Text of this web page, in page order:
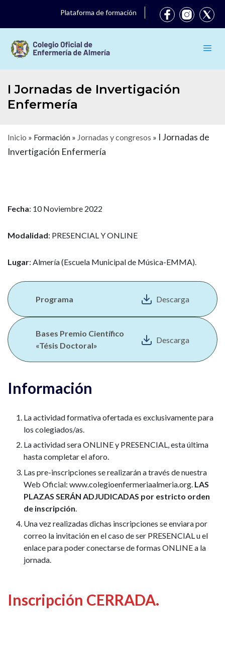
Plataforma de formación
I Jornadas de Invertigación
Enfermería
Inicio » Formación » Jornadas y congresos » I Jornadas de
Invertigación Enfermería
Fecha: 10 Noviembre 2022
Modalidad: PRESENCIAL Y ONLINE
Lugar: Almería (Escuela Municipal de Música-EMMA).
Programa Descarga
Bases Premio Científico
«Tésis Doctoral»
Descarga
Información
La actividad formativa ofertada es exclusivamente para
los colegiados/as.
La actividad sera ONLINE y PRESENCIAL, esta última
hasta completar el aforo.
Las pre-inscripciones se realizarán a través de nuestra
Web Oficial: www.colegioenfermeriaalmeria.org. LAS
PLAZAS SERÁN ADJUDICADAS por estricto orden
de inscripción
Una vez realizadas dichas inscripciones se enviara por
correo la invitación en el caso de ser PRESENCIAL u el
enlace para poder conectarse de formas ONLINE a la
jornada.
Inscripción CERRADA.